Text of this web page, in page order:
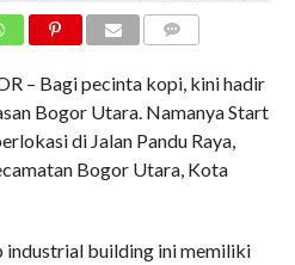
– Bagi pecinta kopi, kini hadir
Bogor Utara. Namanya Start
di Jalan Pandu Raya,
Bogor Utara, Kota
industrial building ini memiliki